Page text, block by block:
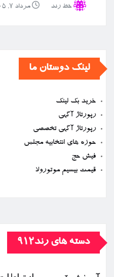
خط رند مرداد ۷, ۱۴۰۵
لینک دوستان ما
خرید بک لینک
رپورتاژ آگهی
رپورتاژ آگهی تخصصی
حوزه های انتخابیه مجلس
فیش حج
قیمت بیسیم موتورولا
دسته های رند912